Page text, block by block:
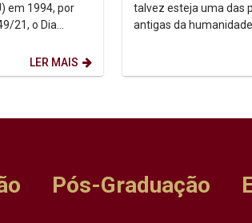
em 1994, por
21, o Dia
LER MAIS
talvez esteja uma das
antigas da
Pós-Graduação